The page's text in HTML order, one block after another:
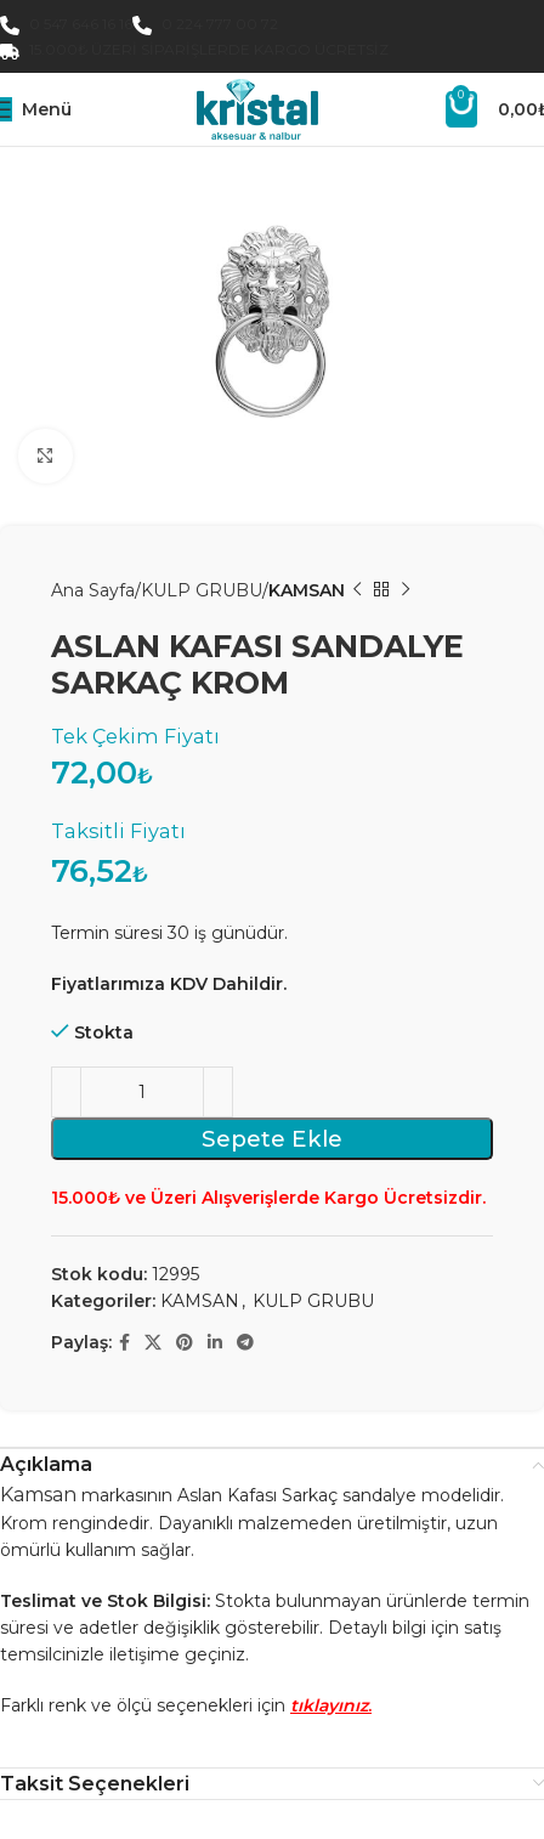
Menü
0
0,00
Ana Sayfa KULP GRUBU KAMSAN
ASLAN KAFASI SANDALYE
SARKAÇ KROM
72,00₺
76,52₺
Termin süresi 30 iş günüdür.
Fiyatlarımıza KDV Dahildir.
Stokta
Sepete Ekle
15.000₺ ve Üzeri Alışverişlerde Kargo Ücretsizdir.
Stok kodu: 12995
Kategoriler: KAMSAN , KULP GRUBU
Paylaş:
Açıklama
Kamsan markasının Aslan Kafası Sarkaç sandalye modelidir.
Krom rengindedir. Dayanıklı malzemeden üretilmiştir, uzun
ömürlü kullanım sağlar.
Teslimat ve Stok Bilgisi: Stokta bulunmayan ürünlerde termin
süresi ve adetler değişiklik gösterebilir. Detaylı bilgi için satış
temsilcinizle iletişime geçiniz.
Farklı renk ve ölçü seçenekleri için tıklayınız.
Taksit Seçenekleri